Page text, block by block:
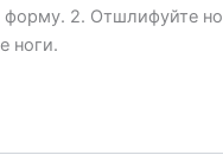
форму. 2. Отшлифуйте
ноги.